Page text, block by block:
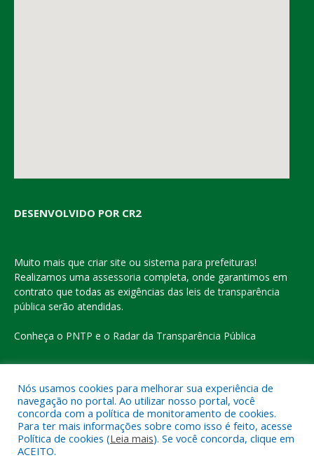
DESENVOLVIDO POR CR2
Muito mais que criar site ou sistema para prefeituras!
Realizamos uma assessoria completa, onde garantimos em
contrato que todas as exigências das leis de transparência
pública serão atendidas.
Conheça o PNTP e o Radar da Transparência Pública
Todos os direitos reservados a Prefeitura Municipal de Eldorado
do Carajás
Mapa do Site
Nós usamos cookies para melhorar sua experiência de
navegação no portal. Ao utilizar nosso portal, você
concorda com a política de monitoramento de cookies.
Para ter mais informações sobre como isso é feito, acesse
Política de cookies (Leia mais). Se você concorda, clique em
ACEITO.